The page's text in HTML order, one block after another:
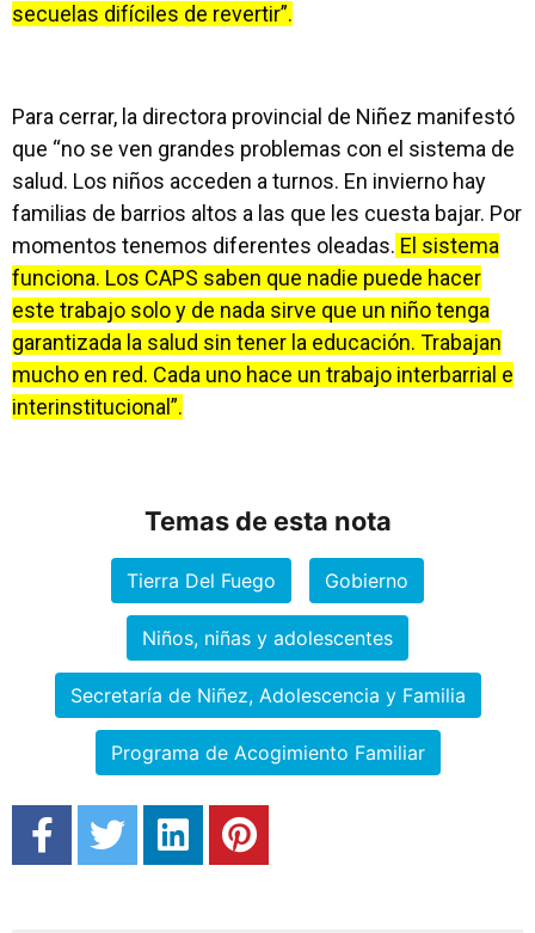
secuelas difíciles de revertir”.
Para cerrar, la directora provincial de Niñez manifestó
que “no se ven grandes problemas con el sistema de
salud. Los niños acceden a turnos. En invierno hay
familias de barrios altos a las que les cuesta bajar. Por
momentos tenemos diferentes oleadas. El sistema
funciona. Los CAPS saben que nadie puede hacer
este trabajo solo y de nada sirve que un niño tenga
garantizada la salud sin tener la educación. Trabajan
mucho en red. Cada uno hace un trabajo interbarrial e
interinstitucional”.
Temas de esta nota
Tierra Del Fuego Gobierno
Niños, niñas y adolescentes
Secretaría de Niñez, Adolescencia y Familia
Programa de Acogimiento Familiar